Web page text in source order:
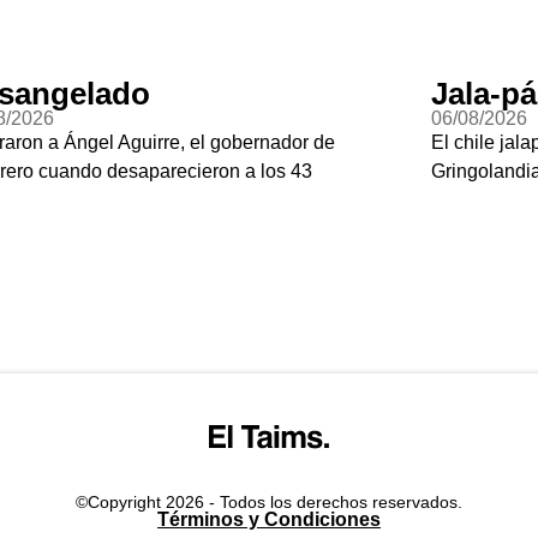
2026
a Ángel Aguirre, el gobernador de
cuando desaparecieron a los 43
Jala-
06/08/2026
El chile
©Copyright 2026 - Todos los derechos reservados.
Términos y Condiciones